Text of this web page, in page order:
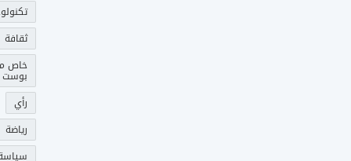
ثقافة
خاص
بوست
رأي
رياضة